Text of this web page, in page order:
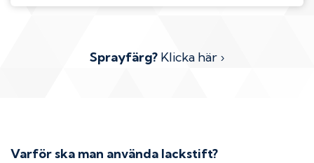
Sprayfärg? Klicka här ›
Varför ska man använda lackstift?